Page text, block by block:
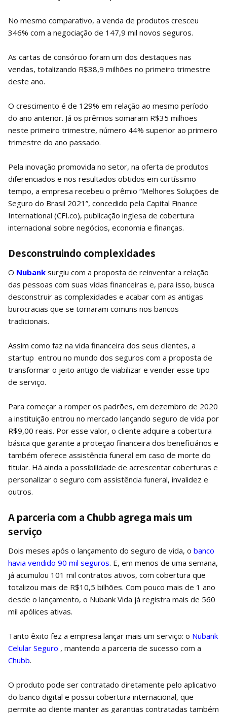
No mesmo comparativo, a venda de produtos cresceu
346% com a negociação de 147,9 mil novos seguros.
As cartas de consórcio foram um dos destaques nas
vendas, totalizando R$38,9 milhões no primeiro trimestre
deste ano.
O crescimento é de 129% em relação ao mesmo período
do ano anterior. Já os prêmios somaram R$35 milhões
neste primeiro trimestre, número 44% superior ao primeiro
trimestre do ano passado.
Pela inovação promovida no setor, na oferta de produtos
diferenciados e nos resultados obtidos em curtíssimo
tempo, a empresa recebeu o prêmio “Melhores Soluções de
Seguro do Brasil 2021”, concedido pela Capital Finance
International (CFI.co), publicação inglesa de cobertura
internacional sobre negócios, economia e finanças.
Desconstruindo complexidades
O Nubank surgiu com a proposta de reinventar a relação
das pessoas com suas vidas financeiras e, para isso, busca
desconstruir as complexidades e acabar com as antigas
burocracias que se tornaram comuns nos bancos
tradicionais.
Assim como faz na vida financeira dos seus clientes, a
startup entrou no mundo dos seguros com a proposta de
transformar o jeito antigo de viabilizar e vender esse tipo
de serviço.
Para começar a romper os padrões, em dezembro de 2020
a instituição entrou no mercado lançando seguro de vida por
R$9,00 reais. Por esse valor, o cliente adquire a cobertura
básica que garante a proteção financeira dos beneficiários e
também oferece assistência funeral em caso de morte do
titular. Há ainda a possibilidade de acrescentar coberturas e
personalizar o seguro com assistência funeral, invalidez e
outros.
A parceria com a Chubb agrega mais um
serviço
Dois meses após o lançamento do seguro de vida, o banco
havia vendido 90 mil seguros. E, em menos de uma semana,
já acumulou 101 mil contratos ativos, com cobertura que
totalizou mais de R$10,5 bilhões. Com pouco mais de 1 ano
desde o lançamento, o Nubank Vida já registra mais de 560
mil apólices ativas.
Tanto êxito fez a empresa lançar mais um serviço: o Nubank
Celular Seguro , mantendo a parceria de sucesso com a
Chubb.
O produto pode ser contratado diretamente pelo aplicativo
do banco digital e possui cobertura internacional, que
permite ao cliente manter as garantias contratadas também